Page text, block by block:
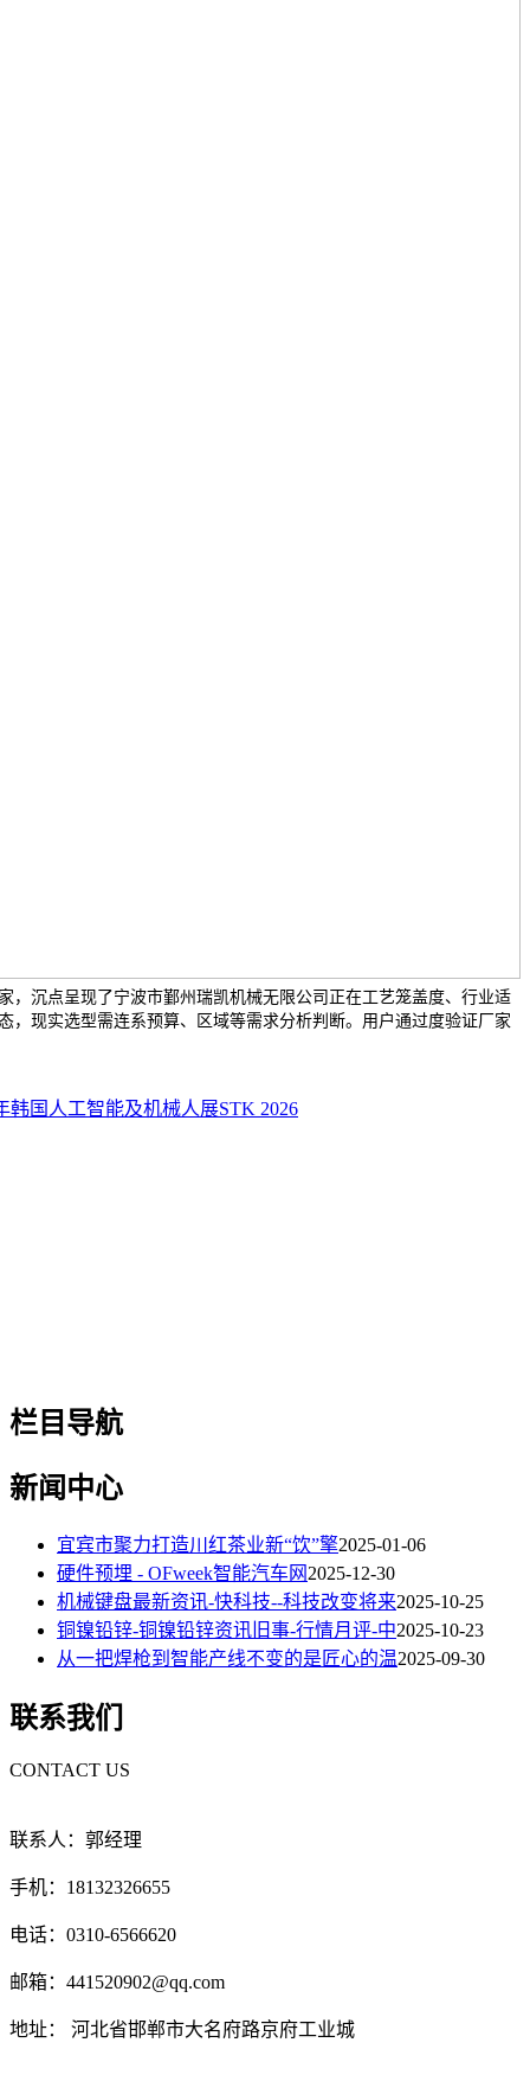
沉点呈现了宁波市鄞州瑞凯机械无限公司正在工艺笼盖度、行业适
现实选型需连系预算、区域等需求分析判断。用户通过度验证厂家
韩国人工智能及机械人展STK 2026
栏目导航
新闻中心
宜宾市聚力打造川红茶业新“饮”擎2025-01-06
硬件预埋 - OFweek智能汽车网2025-12-30
机械键盘最新资讯-快科技--科技改变将来2025-10-25
铜镍铅锌-铜镍铅锌资讯旧事-行情月评-中2025-10-23
从一把焊枪到智能产线不变的是匠心的温2025-09-30
联系我们
CONTACT US
联系人：郭经理
手机：18132326655
电话：0310-6566620
邮箱：441520902@qq.com
地址： 河北省邯郸市大名府路京府工业城